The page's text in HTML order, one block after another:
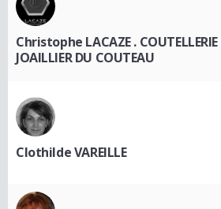
Christophe LACAZE . COUTELLERIE
JOAILLIER DU COUTEAU
Clothilde VAREILLE